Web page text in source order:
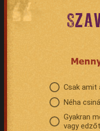
Csak amit
Néha
Gyakran
vagy